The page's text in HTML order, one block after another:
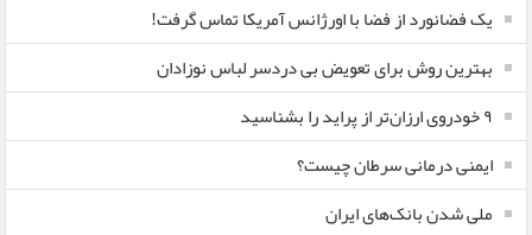
یک فضانورد از فضا با اورژانس آمریکا تماس گرفت!
بهترین روش برای تعویض بی دردسر لباس نوزادان
٩ خودروی ارزان‌تر از پراید را بشناسید
ایمنی درمانی سرطان چیست؟
ملی شدن بانک‌های ایران